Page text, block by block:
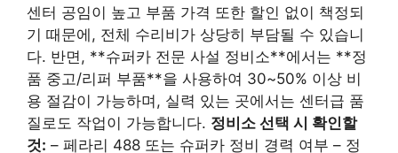
센터 공임이 높고 부품 가격 또한 할인 없이 책정되
기 때문에, 전체 수리비가 상당히 부담될 수 있습니
다. 반면, **슈퍼카 전문 사설 정비소**에서는 **정
품 중고/리퍼 부품**을 사용하여 30~50% 이상 비
용 절감이 가능하며, 실력 있는 곳에서는 센터급 품
질로도 작업이 가능합니다. 정비소 선택 시 확인할
것: – 페라리 488 또는 슈퍼카 정비 경력 여부 – 정